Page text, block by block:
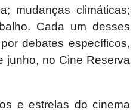
mudanças climáticas;
Cada um desses
debates específicos,
junho, no Cine Reserva
e estrelas do cinema